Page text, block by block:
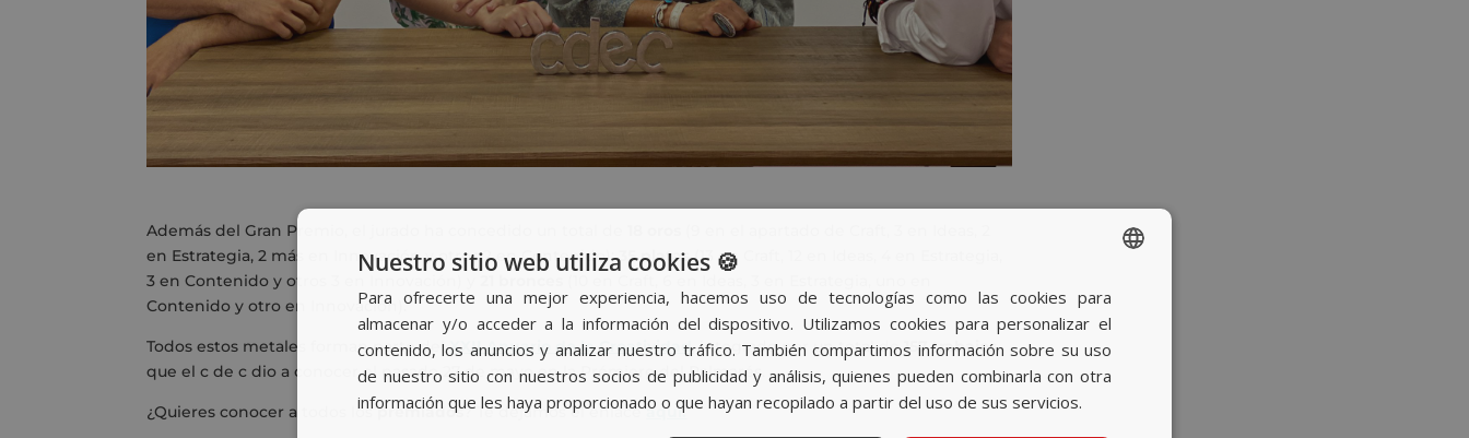
Además del Gran Premio, el jurado ha concedido un total de
en Estrategia, 2 más en Innovación y otros 2 en Contenido);35 platas(13 en Craft, 12 en Ideas, 4 en Estrategia,
3 en Contenido y otros 3 en Innovación) y
Contenido y otro en Innovación).
Todos estos metales forman parte delXXII Anuario de la Creatividad, integrado por un total de157 trabajos,
que el c de c dio a conocer el pasado 27 de mayo en la Prémiere del Palmarés.
¿Quieres conocer a todos lospremiados? Te dejamos el enlaceaquí.
SPANISH
BASQUE
CATALAN
ENGLISH
Nuestro sitio web utiliza cookies 🍪
Para ofrecerte una mejor experiencia, hacemos uso de tecnologías como las cookies para
almacenar y/o acceder a la información del dispositivo. Utilizamos cookies para personalizar el
contenido, los anuncios y analizar nuestro tráfico. También compartimos información sobre su uso
de nuestro sitio con nuestros socios de publicidad y análisis, quienes pueden combinarla con otra
información que les haya proporcionado o que hayan recopilado a partir del uso de sus servicios.